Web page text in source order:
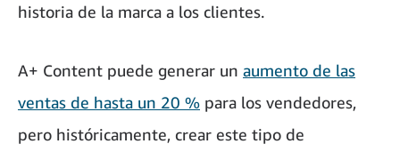
historia de la marca a los clientes.
A+ Content puede generar un aumento de las
ventas de hasta un 20 % para los vendedores,
pero históricamente, crear este tipo de